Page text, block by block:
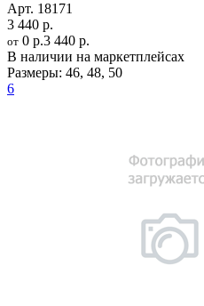
Арт. 18171
3 440 р.
от 0 р.3 440 р.
В наличии на маркетплейсах
Размеры: 46, 48, 50
6